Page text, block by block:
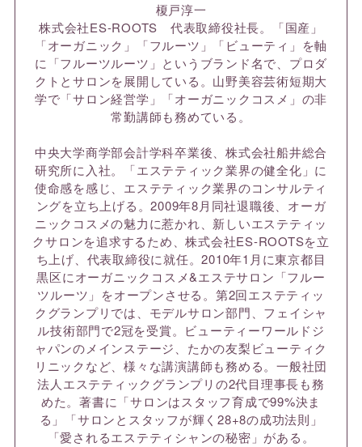
榎戸淳一
株式会社ES-ROOTS 代表取締役社長。「国産」
「オーガニック」「フルーツ」「ビューティ」を軸
に「フルーツルーツ」というブランド名で、プロダ
クトとサロンを展開している。山野美容芸術短期大
学で「サロン経営学」「オーガニックコスメ」の非
常勤講師も務めている。
中央大学商学部会計学科卒業後、株式会社船井総合
研究所に入社。「エステティック業界の健全化」に
使命感を感じ、エステティック業界のコンサルティ
ングを立ち上げる。2009年8月同社退職後、オーガ
ニックコスメの魅力に惹かれ、新しいエステティッ
クサロンを追求するため、株式会社ES-ROOTSを立
ち上げ、代表取締役に就任。2010年1月に東京都目
黒区にオーガニックコスメ&エステサロン「フルー
ツルーツ」をオープンさせる。第2回エステティッ
クグランプリでは、モデルサロン部門、フェイシャ
ル技術部門で2冠を受賞。ビューティーワールドジ
ャパンのメインステージ、たかの友梨ビューティク
リニックなど、様々な講演講師も務める。一般社団
法人エステティックグランプリの2代目理事長も務
めた。著書に「サロンはスタッフ育成で99%決ま
る」「サロンとスタッフが輝く28+8の成功法則」
「愛されるエステティシャンの秘密」がある。